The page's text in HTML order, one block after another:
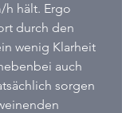
h hält. Ergo
durch den
wenig Klarheit
auch
sorgen